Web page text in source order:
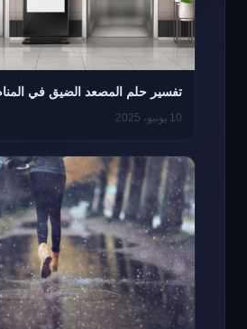
تفسير حلم المصعد الضيق في
10 يونيو، 2025